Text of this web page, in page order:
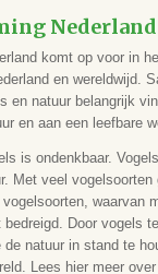
Nederland
komt op voor in
en wereldwijd.
en natuur belangrijk
en aan een leefbare
is ondenkbaar.
Met veel
waarvan
bedreigd. Door vogels
natuur in stand te
Lees hier meer